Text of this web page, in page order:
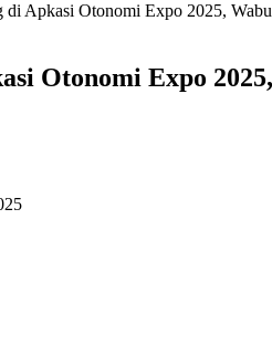
di Apkasi Otonomi Expo 2025,
Otonomi Expo